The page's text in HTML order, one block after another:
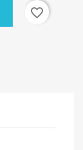
favorite_border